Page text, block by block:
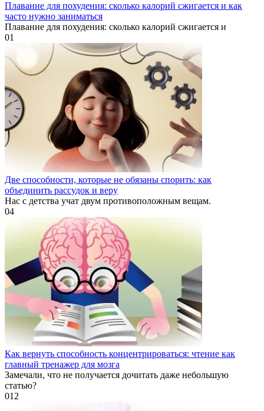
Плавание для похудения: сколько калорий сжигается и как
часто нужно заниматься
Плавание для похудения: сколько калорий сжигается и
01
Две способности, которые не обязаны спорить: как
объединить рассудок и веру
Нас с детства учат двум противоположным вещам.
04
Как вернуть способность концентрироваться: чтение как
главный тренажер для мозга
Замечали, что не получается дочитать даже небольшую
статью?
012